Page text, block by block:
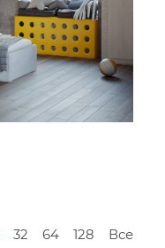
32 64 128 Все